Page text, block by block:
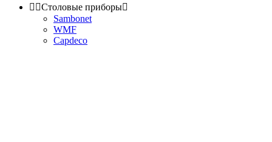
 Столовые приборы
Sambonet
WMF
Capdeco